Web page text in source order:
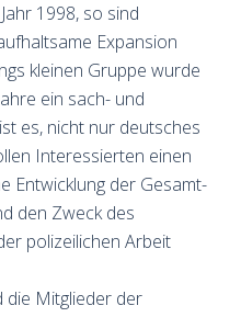
1998, so sind
Expansion
kleinen Gruppe wurde
ein sach- und
es, nicht nur deutsches
Interessierten einen
Entwicklung der Gesamt-
den Zweck des
polizeilichen Arbeit
die Mitglieder der